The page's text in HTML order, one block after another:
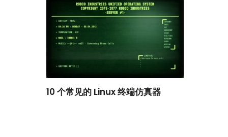
10 个常见的 Linux 终端仿真器